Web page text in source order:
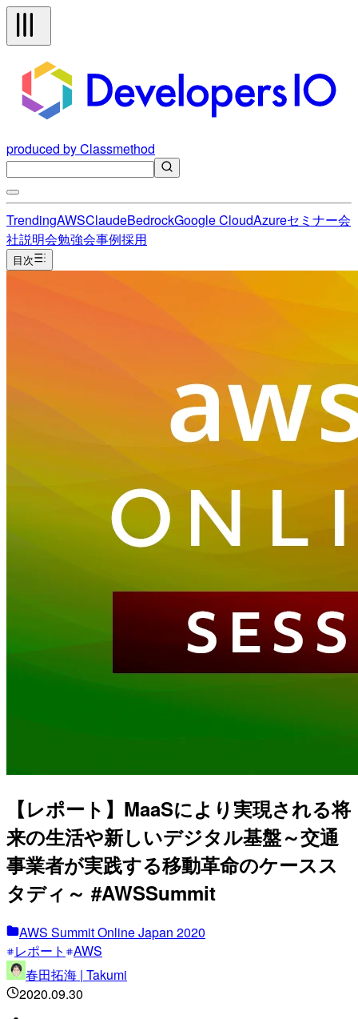
produced by Classmethod
TrendingAWSClaudeBedrockGoogle CloudAzureセミナー会
社説明会勉強会事例採用
目次
【レポート】MaaSにより実現される将
来の生活や新しいデジタル基盤～交通
事業者が実践する移動革命のケースス
タディ～ #AWSSummit
AWS Summit Online Japan 2020
レポート
AWS
春田拓海 | Takumi
2020.09.30